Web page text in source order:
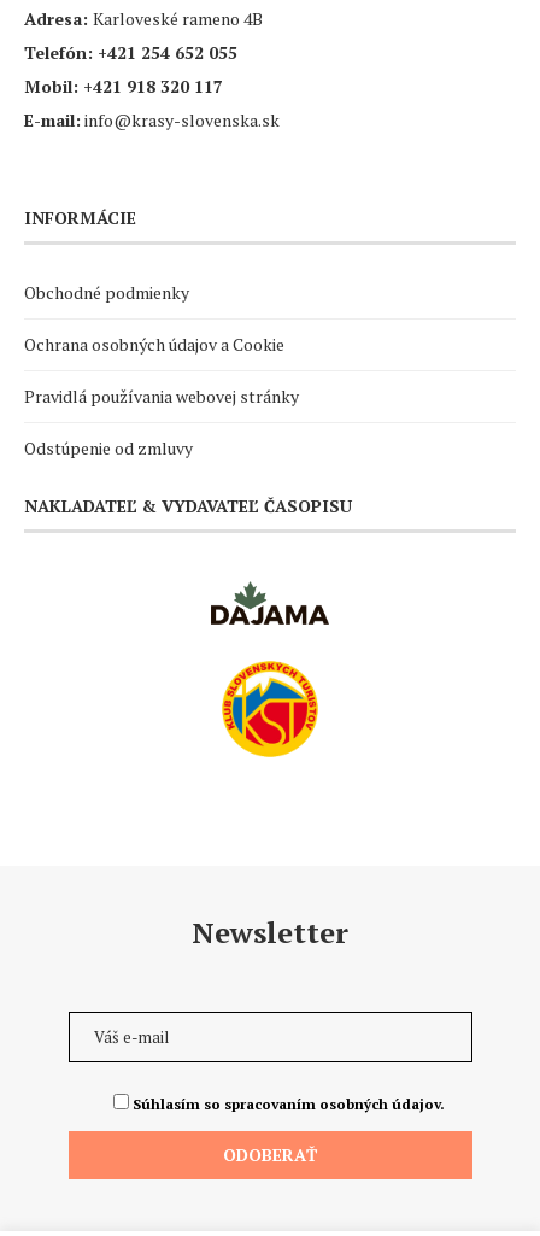
Adresa: Karloveské rameno 4B
Telefón: +421 254 652 055
Mobil: +421 918 320 117
E-mail: info@krasy-slovenska.sk
INFORMÁCIE
Obchodné podmienky
Ochrana osobných údajov a Cookie
Pravidlá používania webovej stránky
Odstúpenie od zmluvy
NAKLADATEĽ & VYDAVATEĽ ČASOPISU
Newsletter
Súhlasím so spracovaním osobných údajov.